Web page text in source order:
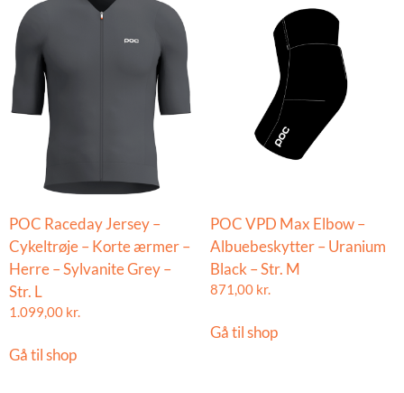
POC Raceday Jersey –
Cykeltrøje – Korte ærmer –
Herre – Sylvanite Grey –
Str. L
1.099,00 kr.
Gå til shop
POC VPD Max Elbow –
Albuebeskytter – Uranium
Black – Str. M
871,00 kr.
Gå til shop